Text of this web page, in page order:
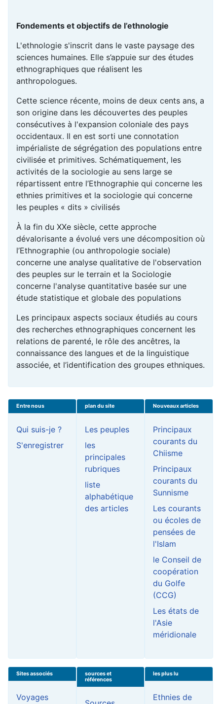
Fondements et objectifs de l’ethnologie
L'ethnologie s'inscrit dans le vaste paysage des
sciences humaines. Elle s’appuie sur des études
ethnographiques que réalisent les
anthropologues.
Cette science récente, moins de deux cents ans, a
son origine dans les découvertes des peuples
consécutives à l'expansion coloniale des pays
occidentaux. Il en est sorti une connotation
impérialiste de ségrégation des populations entre
civilisée et primitives. Schématiquement, les
activités de la sociologie au sens large se
répartissent entre l’Ethnographie qui concerne les
ethnies primitives et la sociologie qui concerne
les peuples « dits » civilisés
À la fin du XXe siècle, cette approche
dévalorisante a évolué vers une décomposition où
l’Ethnographie (ou anthropologie sociale)
concerne une analyse qualitative de l'observation
des peuples sur le terrain et la Sociologie
concerne l'analyse quantitative basée sur une
étude statistique et globale des populations
Les principaux aspects sociaux étudiés au cours
des recherches ethnographiques concernent les
relations de parenté, le rôle des ancêtres, la
connaissance des langues et de la linguistique
associée, et l’identification des groupes ethniques.
Entre nous
Qui suis-je ?
S'enregistrer
plan du site
Les peuples
les
principales
rubriques
liste
alphabétique
des articles
Nouveaux articles
Principaux
courants du
Chiisme
Principaux
courants du
Sunnisme
Les courants
ou écoles de
pensées de
l'Islam
le Conseil de
coopération
du Golfe
(CCG)
Les états de
l'Asie
méridionale
Sites associés
Voyages
sources et
références
les plus lu
Ethnies de